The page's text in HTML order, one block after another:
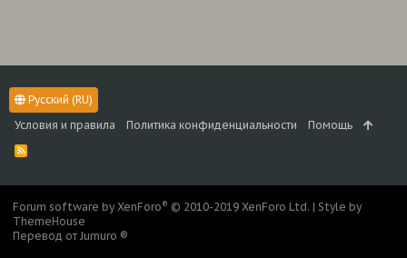
Русский (RU)
Условия и правила
Политика конфиденциальности Помощь
R
S
Forum software by XenForo® © 2010-2019 XenForo Ltd. | Style by
ThemeHouse
Перевод от Jumuro ®